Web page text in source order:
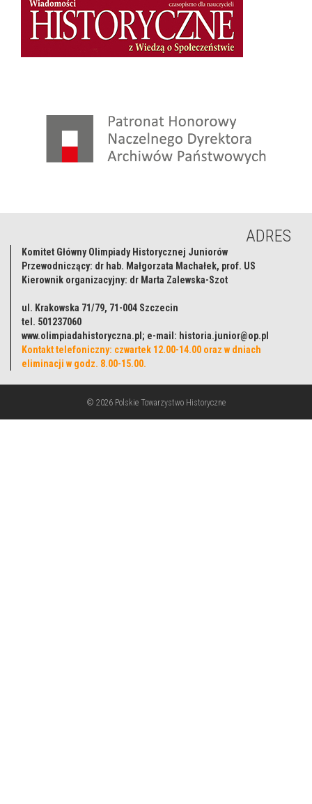
ADRES
Komitet Główny Olimpiady Historycznej Juniorów
Przewodniczący: dr hab. Małgorzata Machałek, prof. US
Kierownik organizacyjny: dr Marta Zalewska-Szot
ul. Krakowska 71/79, 71-004 Szczecin
tel. 501237060
www.olimpiadahistoryczna.pl; e-mail: historia.junior@op.pl
Kontakt telefoniczny: czwartek 12.00-14.00 oraz w dniach
eliminacji w godz. 8.00-15.00.
© 2026 Polskie Towarzystwo Historyczne